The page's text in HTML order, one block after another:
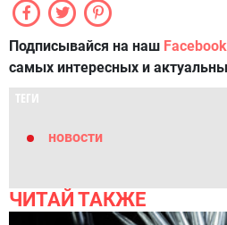
Подписывайся на наш Facebook
самых интересных и
ТЕГИ
новости
ЧИТАЙ ТАКЖЕ